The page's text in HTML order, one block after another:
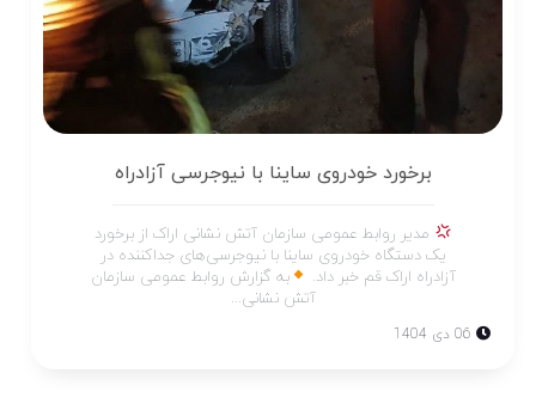
برخورد خودروی ساینا با نیوجرسی آزادراه
مدیر روابط عمومی سازمان آتش نشانی اراک از برخورد
یک دستگاه خودروی ساینا با نیوجرسی‌های جداکننده در
آزادراه اراک قم خبر داد.
به گزارش روابط عمومی سازمان
آتش نشانی...
06 دی 1404